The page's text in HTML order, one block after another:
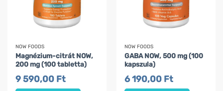
NOW FOODS
Magnézium-citrát NOW,
200 mg (100 tabletta)
9 590,00 Ft
NOW FOODS
GABA NOW, 500 mg (100
kapszula)
6 190,00 Ft